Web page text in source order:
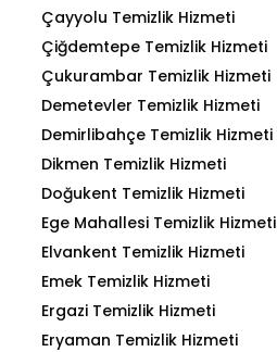
Çayyolu Temizlik Hizmeti
Çiğdemtepe Temizlik Hizmeti
Çukurambar Temizlik Hizmeti
Demetevler Temizlik Hizmeti
Demirlibahçe Temizlik Hizmeti
Dikmen Temizlik Hizmeti
Doğukent Temizlik Hizmeti
Ege Mahallesi Temizlik Hizmeti
Elvankent Temizlik Hizmeti
Emek Temizlik Hizmeti
Ergazi Temizlik Hizmeti
Eryaman Temizlik Hizmeti